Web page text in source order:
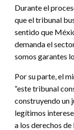
Durante el
que el tribunal
sentido que
demanda el
somos garantes
Por su parte, el
“este tribunal
construyendo un
legítimos
a los derechos